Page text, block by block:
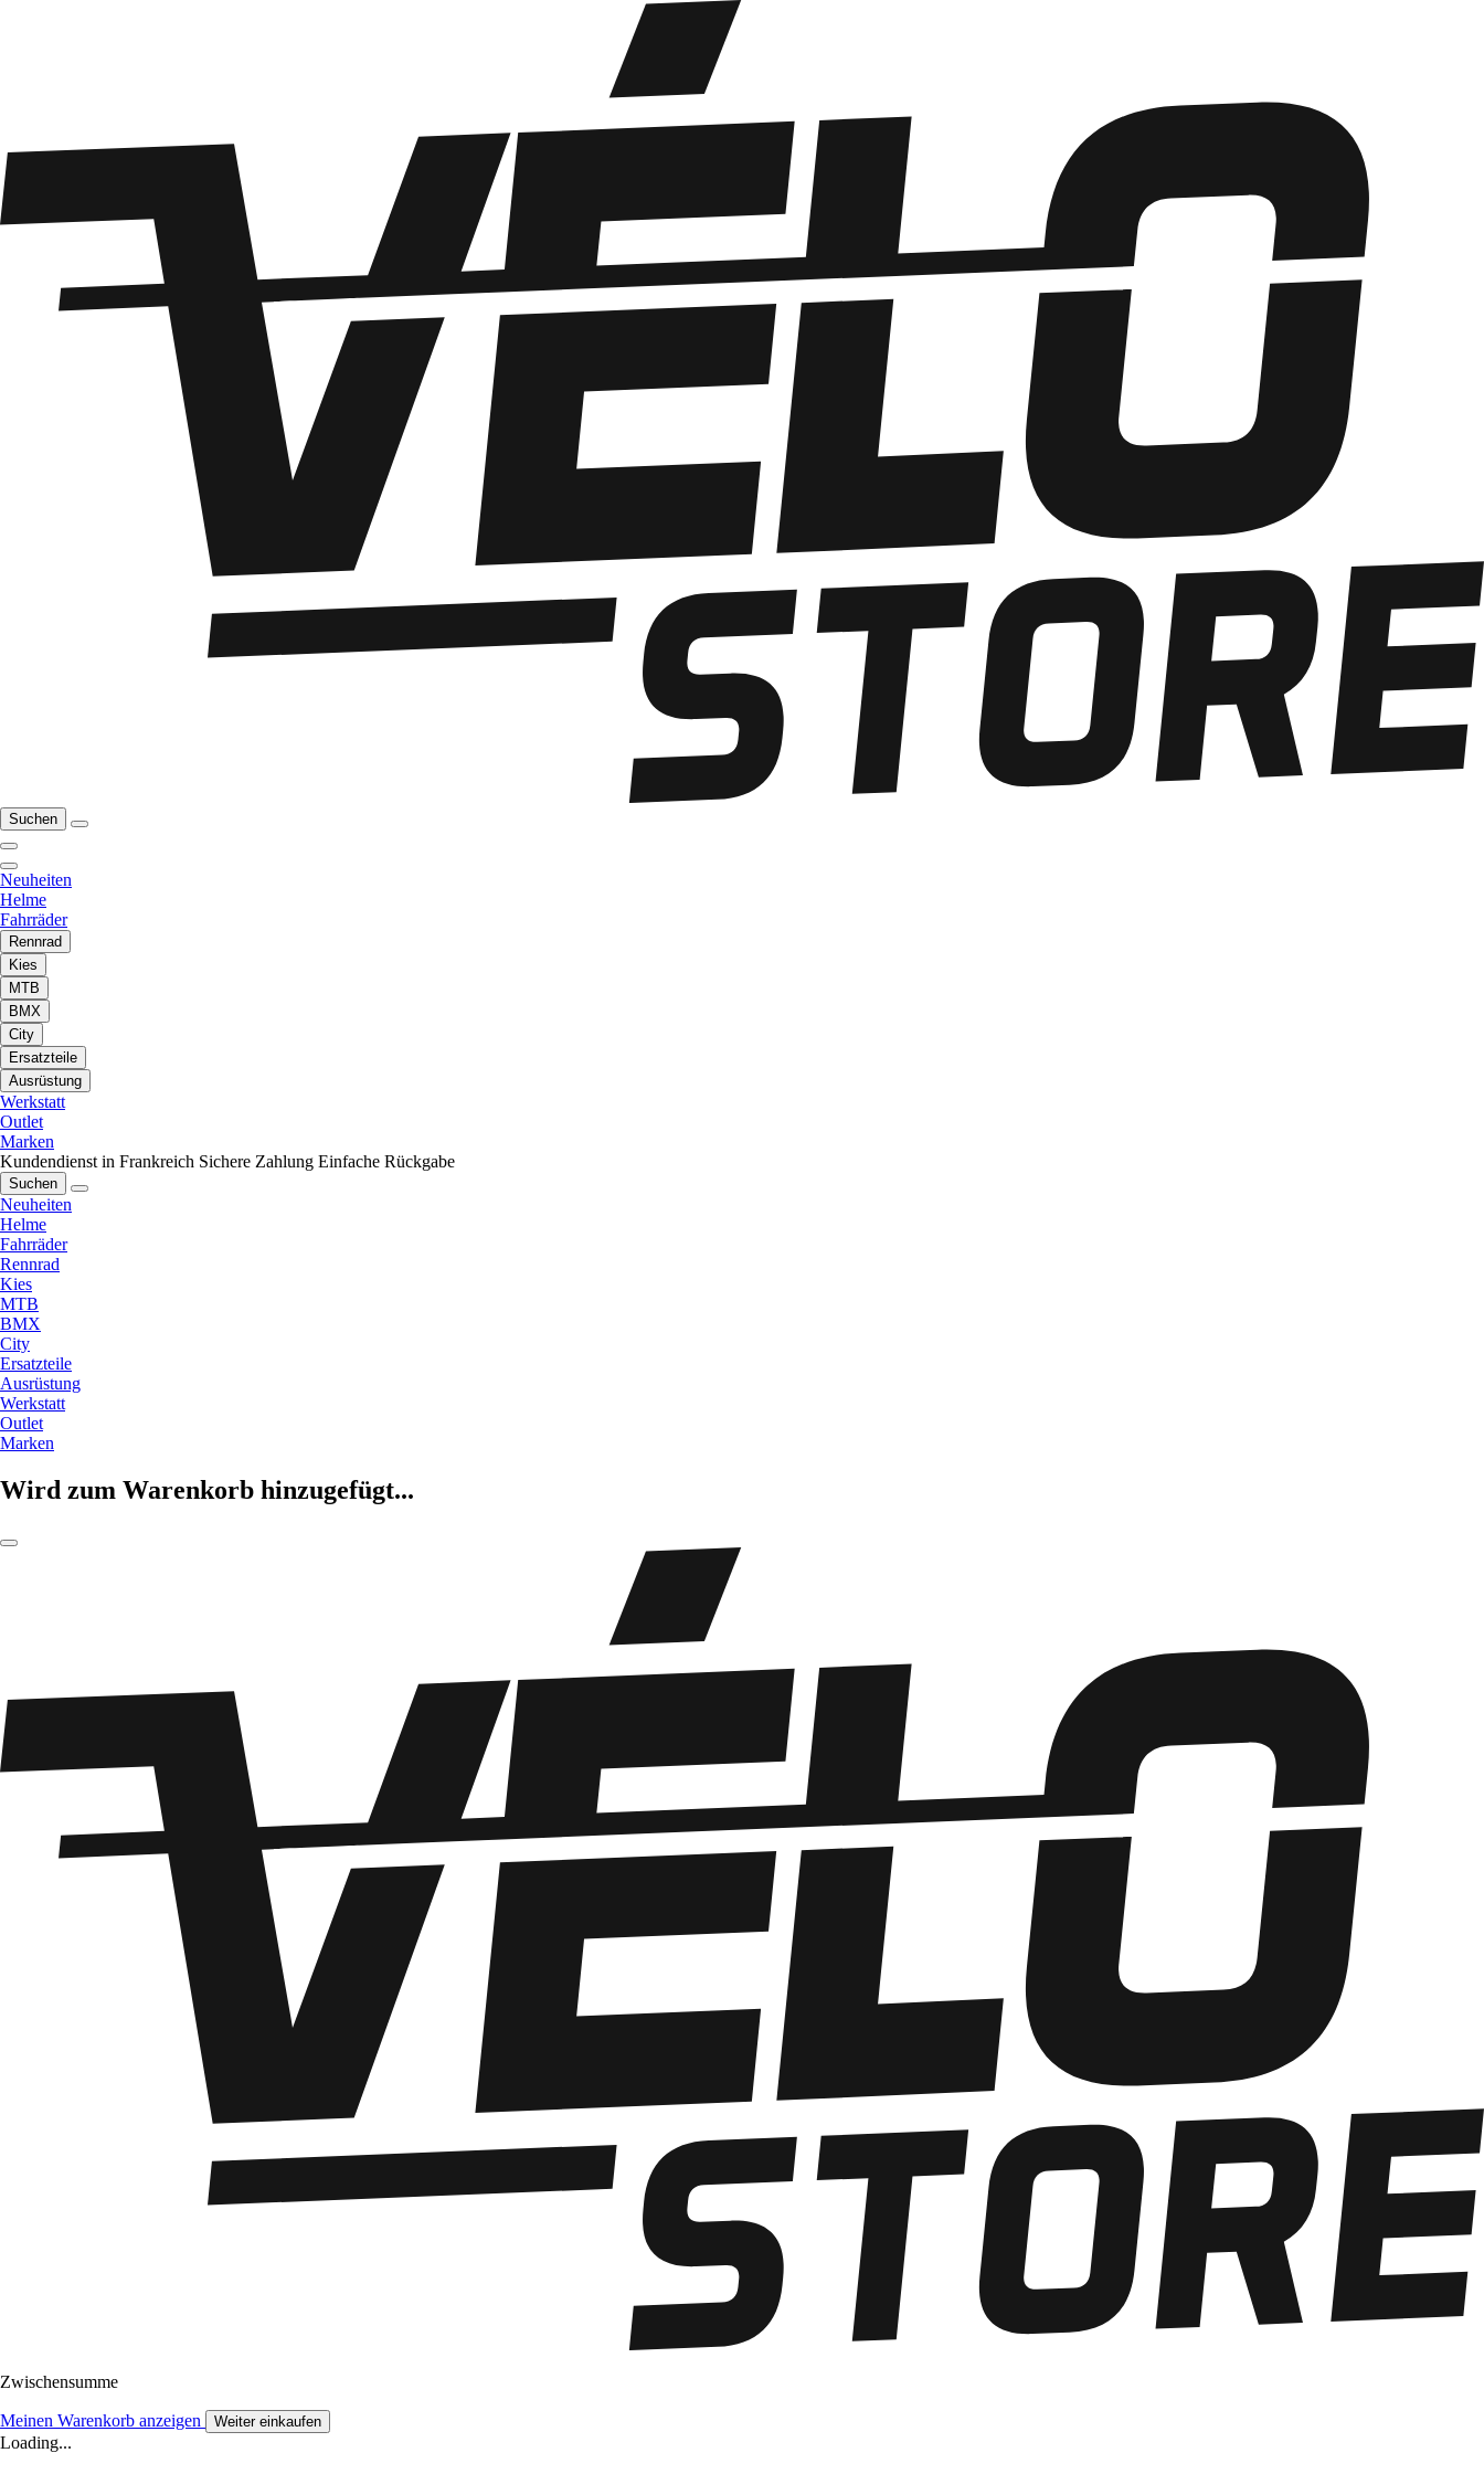
Suchen
Neuheiten
Helme
Fahrräder
Rennrad
Kies
MTB
BMX
City
Ersatzteile
Ausrüstung
Werkstatt
Outlet
Marken
Kundendienst in Frankreich Sichere Zahlung Einfache Rückgabe
Suchen
Neuheiten
Helme
Fahrräder
Rennrad
Kies
MTB
BMX
City
Ersatzteile
Ausrüstung
Werkstatt
Outlet
Marken
Wird zum Warenkorb hinzugefügt...
Zwischensumme
Meinen Warenkorb anzeigen Weiter einkaufen
Loading...